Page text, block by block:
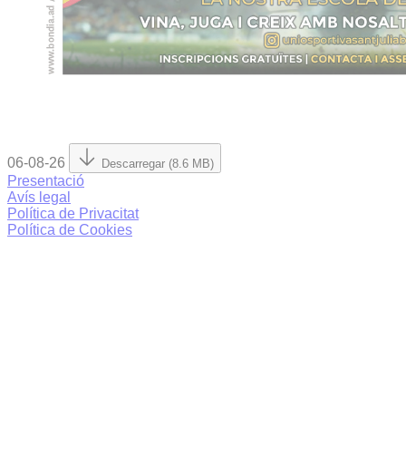
06-08-26 Descarregar (8.6 MB)
Presentació
Avís legal
Política de Privacitat
Política de Cookies